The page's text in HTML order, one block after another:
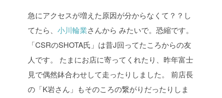
急にアクセスが増えた原因が分からなくて？？し
てたら、 小川輪業さんから みたいで。恐縮です。
「CSRのSHOTA氏」は昔J回ってたころからの友
人です。
たまにお店に寄ってくれたり、昨年富士
見で偶然鉢合わせして走ったりしました。
前店長
の「K岩さん」もそのころの繋がりだったりしま